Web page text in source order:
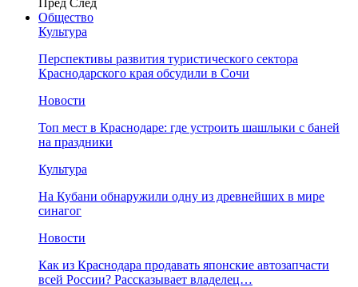
Пред След
Общество
Культура
Перспективы развития туристического сектора
Краснодарского края обсудили в Сочи
Новости
Топ мест в Краснодаре: где устроить шашлыки с баней
на праздники
Культура
На Кубани обнаружили одну из древнейших в мире
синагог
Новости
Как из Краснодара продавать японские автозапчасти
всей России? Рассказывает владелец…